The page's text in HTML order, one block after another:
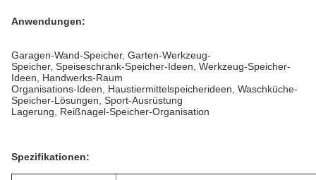
Anwendungen:
Garagen-Wand-Speicher, Garten-Werkzeug-
Speicher, Speiseschrank-Speicher-Ideen, Werkzeug-Speicher-
Ideen, Handwerks-Raum
Organisations-Ideen, Haustiermittelspeicherideen, Waschküche-
Speicher-Lösungen, Sport-Ausrüstung
Lagerung, Reißnagel-Speicher-Organisation
Spezifikationen: